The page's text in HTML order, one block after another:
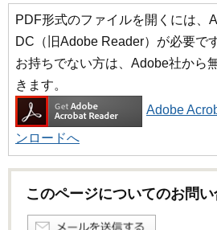
PDF形式のファイルを開くには、
DC（旧Adobe Reader）が必要です
お持ちでない方は、Adobe社から
きます。
Adobe
ンロードへ
このページについてのお問